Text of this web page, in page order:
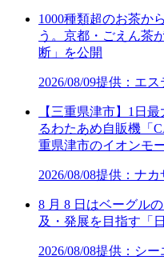
1000種類超のお茶か
う。京都・ごえん茶
断」を公開
2026/08/09提供：エス
【三重県津市】1日
るわたあめ自販機「
重県津市のイオンモ
2026/08/08提供：ナカ
8 月 8 日はベーグル
及・発展を目指す「
2026/08/08提供：シー